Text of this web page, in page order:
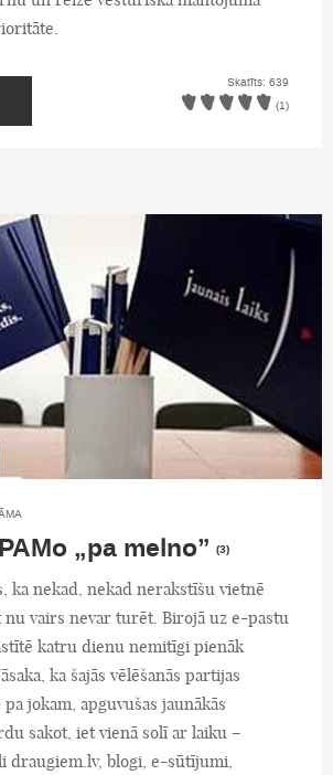
Skatīts: 639
(1)
„pa melno” (3)
ka nekad, nekad nerakstīšu vietnē
vairs nevar turēt. Birojā uz e-pastu
katru dienu nemitīgi pienāk
ka šajās vēlēšanās partijas
jokam, apguvušas jaunākās
sakot, iet vienā solī ar laiku –
draugiem.lv, blogi, e-sūtījumi,